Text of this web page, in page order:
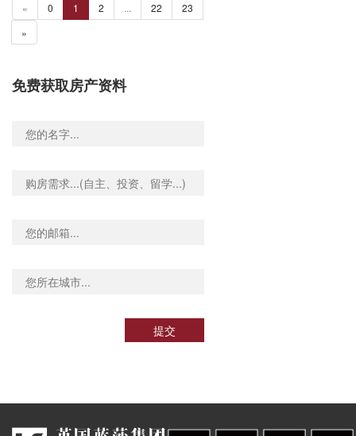
« 0 1 2 ... 22
23
»
免费获取房产资料
提交